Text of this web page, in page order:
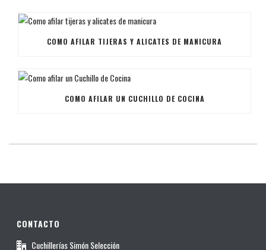
COMO AFILAR TIJERAS Y ALICATES DE MANICURA
COMO AFILAR UN CUCHILLO DE COCINA
CONTACTO
Cuchillerías Simón Selección